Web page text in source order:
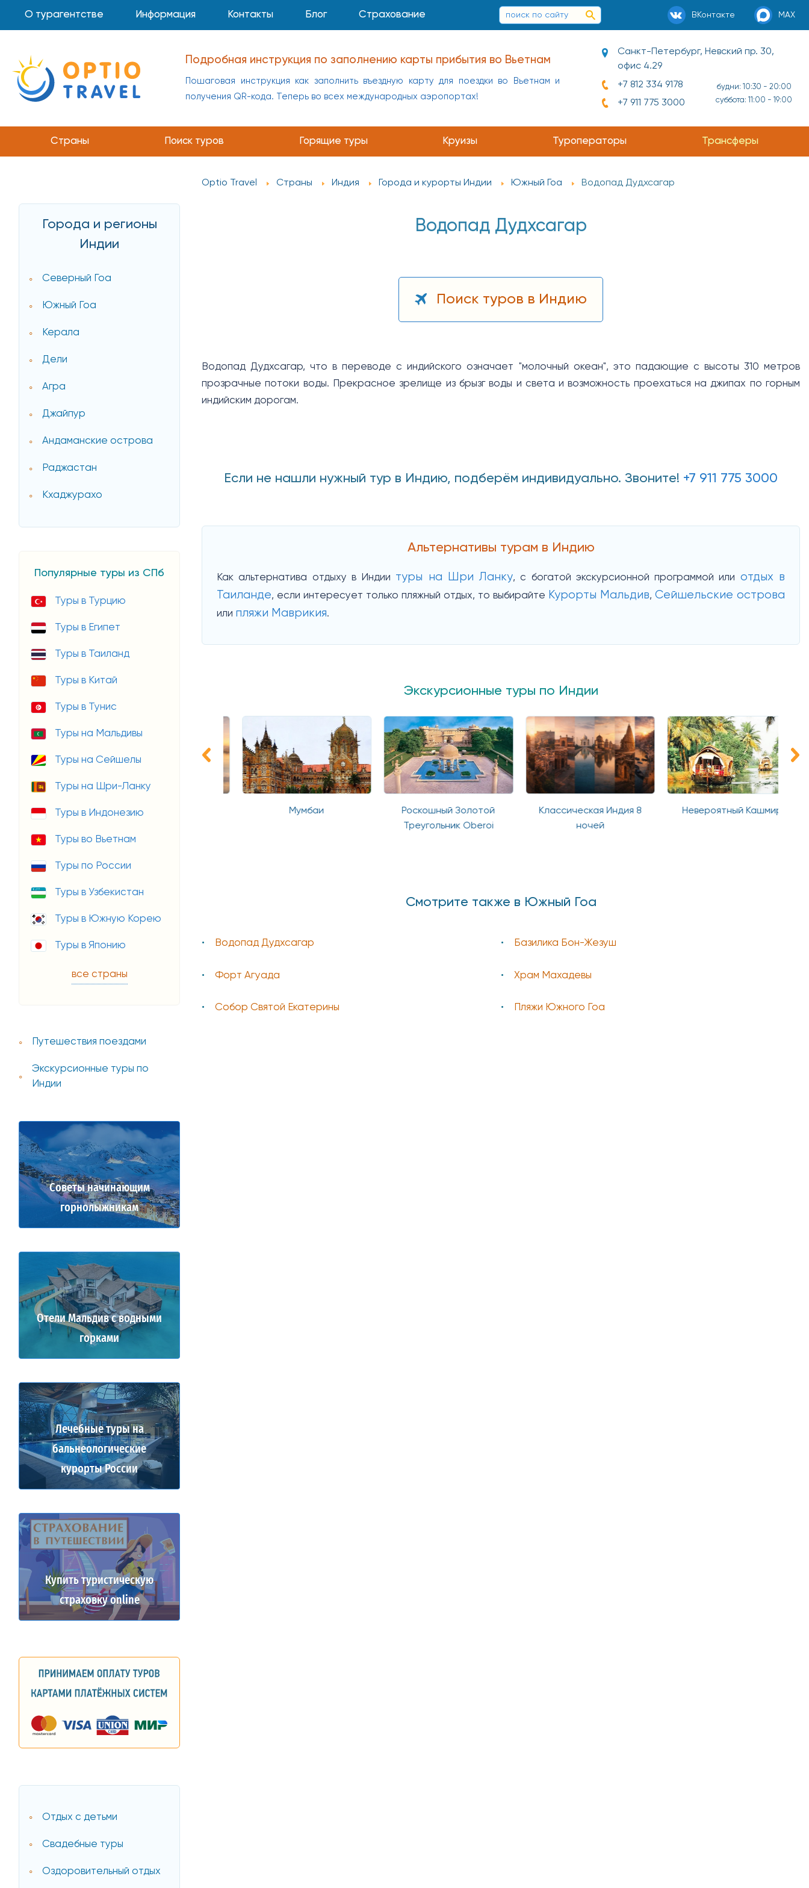
О турагентстве Информация Контакты Блог Страхование ВКонтакте MAX
Подробная инструкция по заполнению карты прибытия во Вьетнам
Пошаговая инструкция как заполнить въездную карту для поездки во Вьетнам и
получения QR-кода. Теперь во всех международных аэропортах!
Санкт-Петербург, Невский пр. 30,
офис 4.29
+7 812 334 9178
+7 911 775 3000
будни: 10:30 - 20:00
суббота: 11:00 - 19:00
Страны Поиск туров Горящие туры Круизы Туроператоры Трансферы
Города и регионы
Индии
Северный Гоа
Южный Гоа
Керала
Дели
Агра
Джайпур
Андаманские острова
Раджастан
Кхаджурахо
Популярные туры из СПб
Туры в Турцию
Туры в Египет
Туры в Таиланд
Туры в Китай
Туры в Тунис
Туры на Мальдивы
Туры на Сейшелы
Туры на Шри-Ланку
Туры в Индонезию
Туры во Вьетнам
Туры по России
Туры в Узбекистан
Туры в Южную Корею
Туры в Японию
все страны
Путешествия поездами
Экскурсионные туры по
Индии
Советы начинающим
горнолыжникам
Отели Мальдив с водными
горками
Лечебные туры на
бальнеологические
курорты России
Купить туристическую
страховку online
Отдых с детьми
Свадебные туры
Оздоровительный отдых
Optio Travel Страны Индия Города и курорты Индии Южный Гоа Водопад Дудхсагар
Водопад Дудхсагар
Поиск туров в Индию
Водопад Дудхсагар, что в переводе с индийского означает "молочный океан", это падающие с высоты 310 метров
прозрачные потоки воды. Прекрасное зрелище из брызг воды и света и возможность проехаться на джипах по горным
индийским дорогам.
Если не нашли нужный тур в Индию, подберём индивидуально. Звоните! +7 911 775 3000
Альтернативы турам в Индию
Как альтернатива отдыху в Индии туры на Шри Ланку, с богатой экскурсионной программой или отдых в
Таиланде, если интересует только пляжный отдых, то выбирайте Курорты Мальдив, Сейшельские острова
или пляжи Маврикия.
Экскурсионные туры по Индии
по Золотому
Красочный Раджастан Мумбаи
Роскошный Золотой
Треугольник Oberoi
Классическая Индия 8
ночей
Невероятный Кашмир
Смотрите также в Южный Гоа
Водопад Дудхсагар Базилика Бон-Жезуш
Форт Агуада Храм Махадевы
Собор Святой Екатерины Пляжи Южного Гоа